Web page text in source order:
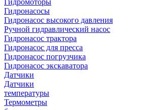
Гидромоторы
Гидронасосы
Гидронасос высокого давления
Ручной гидравлический насос
Гидронасос трактора
Гидронасос для пресса
Гидронасос погрузчика
Гидронасос экскаватора
Датчики
Датчики
температуры
Термометры